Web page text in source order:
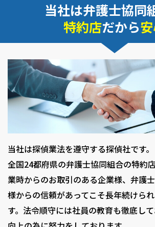
当社は弁護士協同
特約店だから
当社は探偵業法を遵守する探偵社です。
全国24都府県の弁護士協同組合の特約
業時からのお取引のある企業様、弁護
様からの信頼があってこそ長年続けら
す。法令順守には社員の教育も徹底し